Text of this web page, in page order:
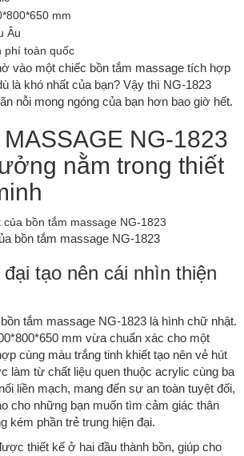
mm
Âu
phí toàn quốc
vào một chiếc bồn tắm massage tích hợp
là khó nhất của bạn? Vậy thì NG-1823
nỗi mong ngóng của bạn hơn bao giờ hết.
NG-1823
nằm trong thiết
bồn tắm massage NG-1823
tạo nên cái nhìn thiện
tắm massage NG-1823 là hình chữ nhật.
mm vừa chuẩn xác cho một
cùng màu trắng tinh khiết tạo nên vẻ hút
làm từ chất liệu quen thuộc acrylic cùng ba
liền mạch, mang đến sự an toàn tuyệt đối,
cho những bạn muốn tìm cảm giác thân
kém phần trẻ trung hiện đại.
thiết kế ở hai đầu thành bồn, giúp cho